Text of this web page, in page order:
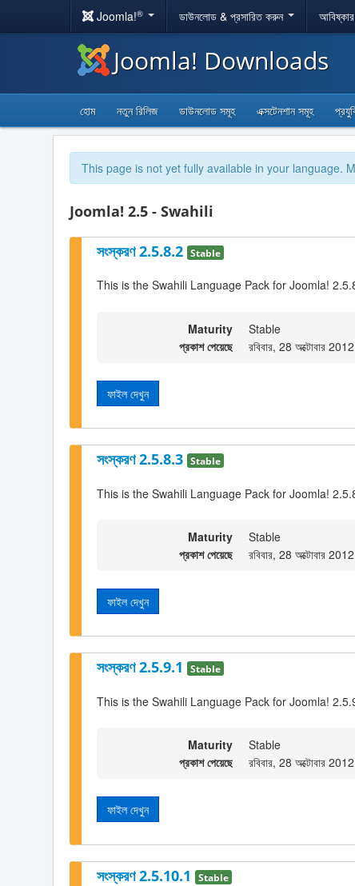
Joomla!® ডাউনলোড & প্রসারিত করুন
Joomla! Downloads
হোম নতুন রিলিজ ডাউনলোড সমূহ এক্সটেনশান সমূহ
This page is not yet fully available in your language.
Joomla! 2.5 - Swahili
সংস্করণ 2.5.8.2 Stable
This is the Swahili Language Pack for Joomla!
Maturity
Stable
প্রকাশ পেয়েছে
রবিবার, 28 অক্টোবার
ফাইল দেখুন
সংস্করণ 2.5.8.3 Stable
This is the Swahili Language Pack for Joomla!
Maturity
Stable
প্রকাশ পেয়েছে
রবিবার, 28 অক্টোবার
ফাইল দেখুন
সংস্করণ 2.5.9.1 Stable
This is the Swahili Language Pack for Joomla!
Maturity
Stable
প্রকাশ পেয়েছে
রবিবার, 28 অক্টোবার
ফাইল দেখুন
সংস্করণ 2.5.10.1 Stable